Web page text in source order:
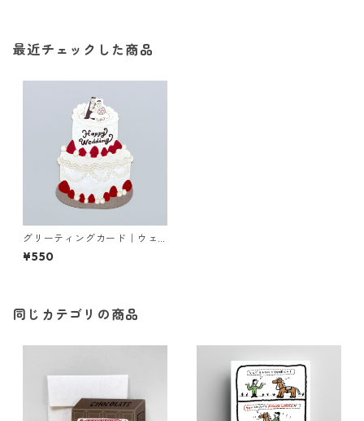
最近チェックした商品
グリーティングカード｜ウェ
ディングケーキ
¥550
同じカテゴリの商品